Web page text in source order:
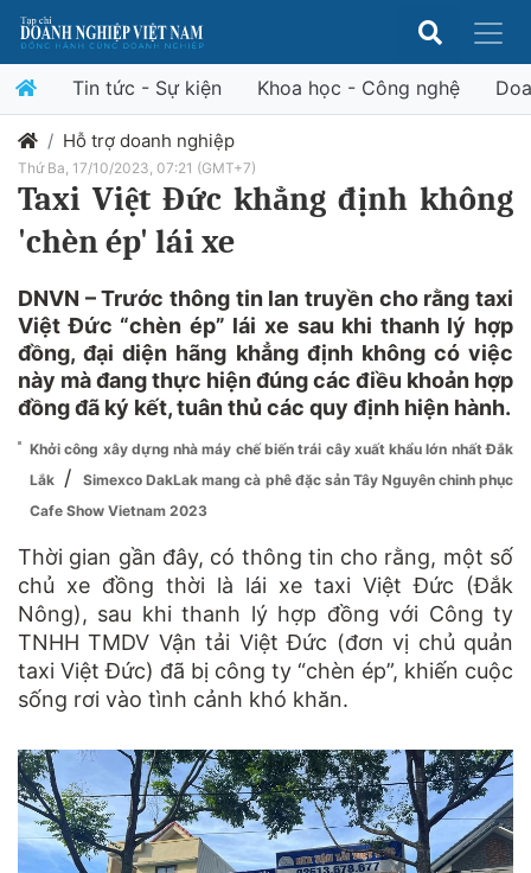
Tin tức - Sự kiện Khoa học - Công nghệ
Hỗ trợ doanh nghiệp
Thứ Ba, 17/10/2023, 07:21 (GMT+7)
Taxi Việt Đức khẳng định không
'chèn ép' lái xe
DNVN – Trước thông tin lan truyền cho rằng taxi
Việt Đức “chèn ép” lái xe sau khi thanh lý hợp
đồng, đại diện hãng khẳng định không có việc
này mà đang thực hiện đúng các điều khoản hợp
đồng đã ký kết, tuân thủ các quy định hiện hành.
Khởi công xây dựng nhà máy chế biến trái cây xuất khẩu lớn nhất Đắk
Lắk /
Simexco DakLak mang cà phê đặc sản Tây Nguyên chinh phục
Cafe Show Vietnam 2023
Thời gian gần đây, có thông tin cho rằng, một số
chủ xe đồng thời là lái xe taxi Việt Đức (Đắk
Nông), sau khi thanh lý hợp đồng với Công ty
TNHH TMDV Vận tải Việt Đức (đơn vị chủ quản
taxi Việt Đức) đã bị công ty “chèn ép”, khiến cuộc
sống rơi vào tình cảnh khó khăn.